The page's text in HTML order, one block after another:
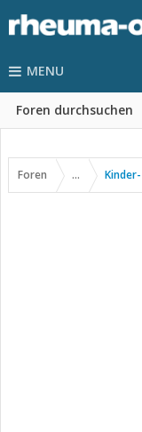
MENU
Foren durchsuchen
Foren ...